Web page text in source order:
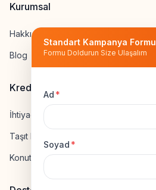
Standart Kampanya Formu
Formu Doldurun Size Ulaşalım
Ad *
Soyad *
Kurumsal
Hakkımızda
Blog
Kredi Hesapla
İhtiyaç Kredisi Hesapla
Taşıt Kredisi Hesapla
Konut Kredisi Hesapla